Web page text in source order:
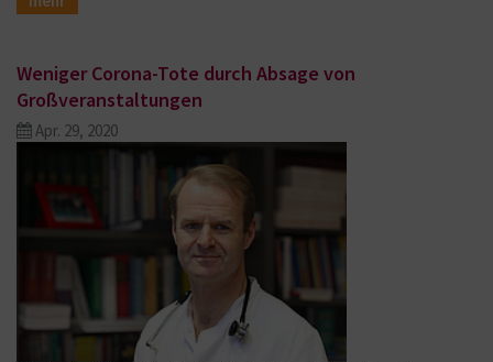
Weniger Corona-Tote durch Absage von
Großveranstaltungen
Apr. 29, 2020